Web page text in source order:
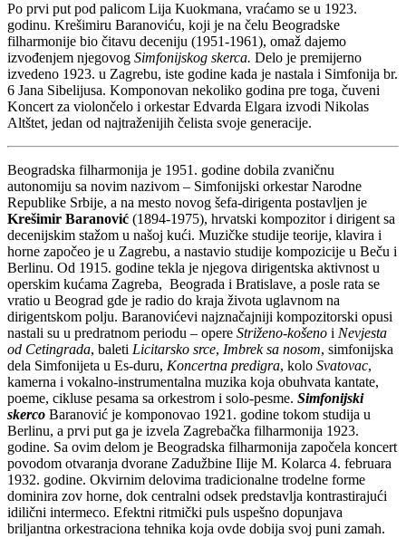
Po prvi put pod palicom Lija Kuokmana, vraćamo se u 1923.
godinu. Krešimiru Baranoviću, koji je na čelu Beogradske
filharmonije bio čitavu deceniju (1951-1961), omaž dajemo
izvođenjem njegovog Simfonijskog skerca. Delo je premijerno
izvedeno 1923. u Zagrebu, iste godine kada je nastala i Simfonija br.
6 Jana Sibelijusa. Komponovan nekoliko godina pre toga, čuveni
Koncert za violončelo i orkestar Edvarda Elgara izvodi Nikolas
Altštet, jedan od najtraženijih čelista svoje generacije.
Beogradska filharmonija je 1951. godine dobila zvaničnu
autonomiju sa novim nazivom – Simfonijski orkestar Narodne
Republike Srbije, a na mesto novog šefa-dirigenta postavljen je
Krešimir Baranović (1894-1975), hrvatski kompozitor i dirigent sa
decenijskim stažom u našoj kući. Muzičke studije teorije, klavira i
horne započeo je u Zagrebu, a nastavio studije kompozicije u Beču i
Berlinu. Od 1915. godine tekla je njegova dirigentska aktivnost u
operskim kućama Zagreba, Beograda i Bratislave, a posle rata se
vratio u Beograd gde je radio do kraja života uglavnom na
dirigentskom polju. Baranovićevi najznačajniji kompozitorski opusi
nastali su u predratnom periodu – opere Striženo-košeno i Nevjesta
od Cetingrada, baleti Licitarsko srce, Imbrek sa nosom, simfonijska
dela Simfonijeta u Es-duru, Koncertna predigra, kolo Svatovac,
kamerna i vokalno-instrumentalna muzika koja obuhvata kantate,
poeme, cikluse pesama sa orkestrom i solo-pesme. Simfonijski
skerco Baranović je komponovao 1921. godine tokom studija u
Berlinu, a prvi put ga je izvela Zagrebačka filharmonija 1923.
godine. Sa ovim delom je Beogradska filharmonija započela koncert
povodom otvaranja dvorane Zadužbine Ilije M. Kolarca 4. februara
1932. godine. Okvirnim delovima tradicionalne trodelne forme
dominira zov horne, dok centralni odsek predstavlja kontrastirajući
idilični intermeco. Efektni ritmički puls uspešno dopunjava
briljantna orkestraciona tehnika koja ovde dobija svoj puni zamah.